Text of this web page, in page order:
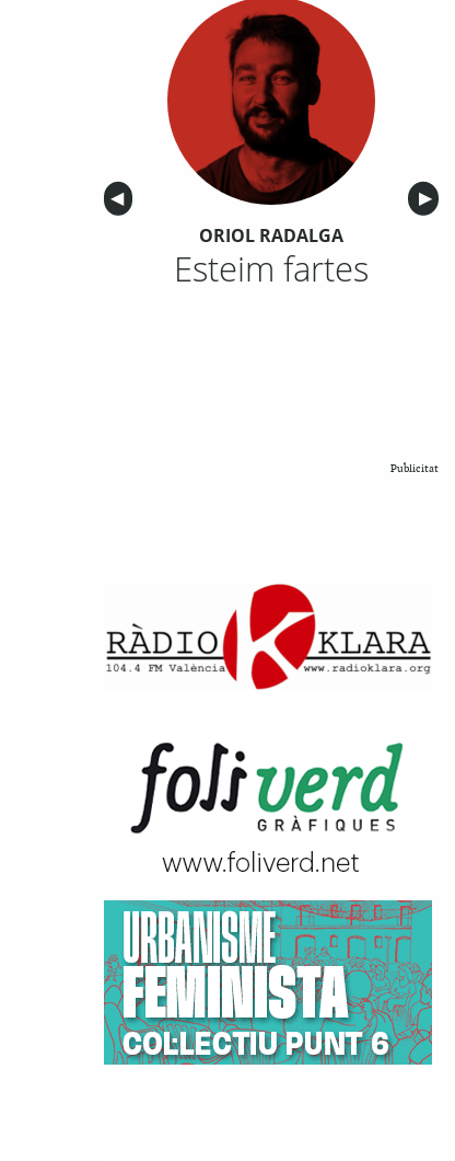
Anterior
◀︎ ▶︎
ORIOL RADALGA
Esteim fartes
Publicitat